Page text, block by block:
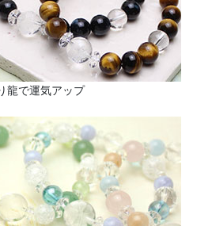
龍で運気アップ